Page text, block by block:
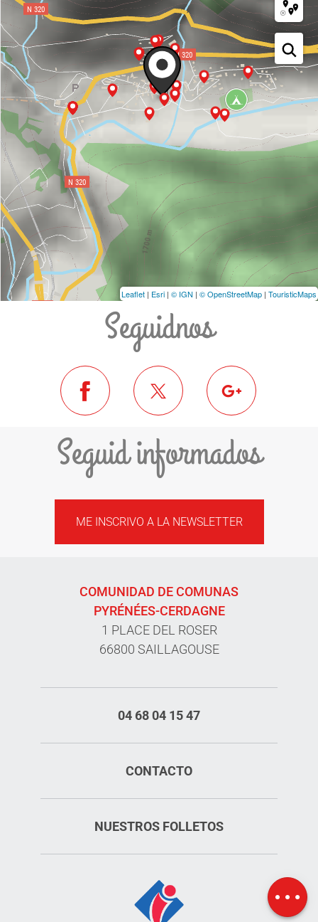
Mapa
Leaflet | Esri | © IGN | © OpenStreetMap | TouristicMaps
Seguidnos
Seguid informados
ME INSCRIVO A LA NEWSLETTER
COMUNIDAD DE COMUNAS
PYRÉNÉES-CERDAGNE
1 PLACE DEL ROSER
66800 SAILLAGOUSE
04 68 04 15 47
CONTACTO
NUESTROS FOLLETOS